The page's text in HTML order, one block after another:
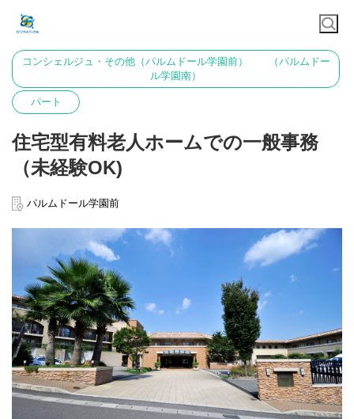
コンシェルジュ・その他（パルムドール学園前） （パルムドー
ル学園南）
パート
住宅型有料老人ホームでの一般事務
（未経験OK)
パルムドール学園前